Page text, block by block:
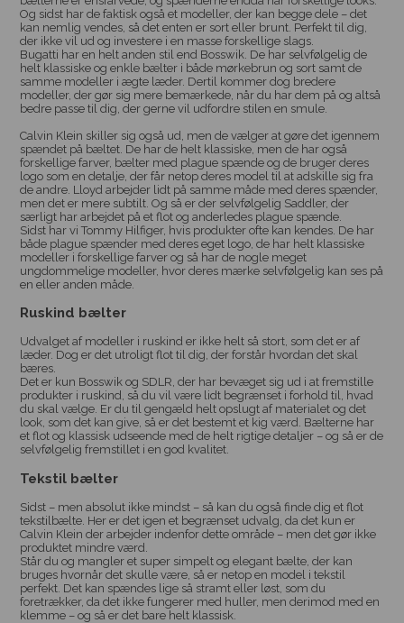
Og sidst har de faktisk også et modeller, der kan begge dele – det
kan nemlig vendes, så det enten er sort eller brunt. Perfekt til dig,
der ikke vil ud og investere i en masse forskellige slags.
Bugatti har en helt anden stil end Bosswik. De har selvfølgelig de
helt klassiske og enkle bælter i både mørkebrun og sort samt de
samme modeller i ægte læder. Dertil kommer dog bredere
modeller, der gør sig mere bemærkede, når du har dem på og altså
bedre passe til dig, der gerne vil udfordre stilen en smule.
Calvin Klein skiller sig også ud, men de vælger at gøre det igennem
spændet på bæltet. De har de helt klassiske, men de har også
forskellige farver, bælter med plague spænde og de bruger deres
logo som en detalje, der får netop deres model til at adskille sig fra
de andre. Lloyd arbejder lidt på samme måde med deres spænder,
men det er mere subtilt. Og så er der selvfølgelig Saddler, der
særligt har arbejdet på et flot og anderledes plague spænde.
Sidst har vi Tommy Hilfiger, hvis produkter ofte kan kendes. De har
både plague spænder med deres eget logo, de har helt klassiske
modeller i forskellige farver og så har de nogle meget
ungdommelige modeller, hvor deres mærke selvfølgelig kan ses på
en eller anden måde.
Ruskind bælter
Udvalget af modeller i ruskind er ikke helt så stort, som det er af
læder. Dog er det utroligt flot til dig, der forstår hvordan det skal
bæres.
Det er kun Bosswik og SDLR, der har bevæget sig ud i at fremstille
produkter i ruskind, så du vil være lidt begrænset i forhold til, hvad
du skal vælge. Er du til gengæld helt opslugt af materialet og det
look, som det kan give, så er det bestemt et kig værd. Bælterne har
et flot og klassisk udseende med de helt rigtige detaljer – og så er de
selvfølgelig fremstillet i en god kvalitet.
Tekstil bælter
Sidst – men absolut ikke mindst – så kan du også finde dig et flot
tekstilbælte. Her er det igen et begrænset udvalg, da det kun er
Calvin Klein der arbejder indenfor dette område – men det gør ikke
produktet mindre værd.
Står du og mangler et super simpelt og elegant bælte, der kan
bruges hvornår det skulle være, så er netop en model i tekstil
perfekt. Det kan spændes lige så stramt eller løst, som du
foretrækker, da det ikke fungerer med huller, men derimod med en
klemme – og så er det bare helt klassisk.